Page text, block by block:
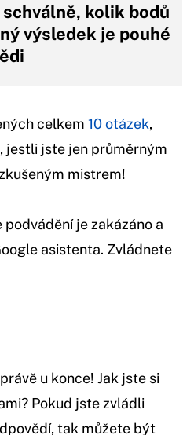
kolik bodů
výsledek je pouhé
celkem 10 otázek,
jestli jste jen průměrným
mistrem!
je zakázáno a
asistenta. Zvládnete
u konce! Jak jste si
Pokud jste zvládli
tak můžete být